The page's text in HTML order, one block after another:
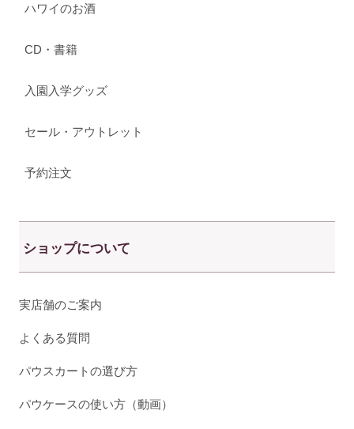
ハワイのお酒
CD・書籍
入園入学グッズ
セール・アウトレット
予約注文
ショップについて
実店舗のご案内
よくある質問
パウスカートの選び方
パウケースの使い方（動画）